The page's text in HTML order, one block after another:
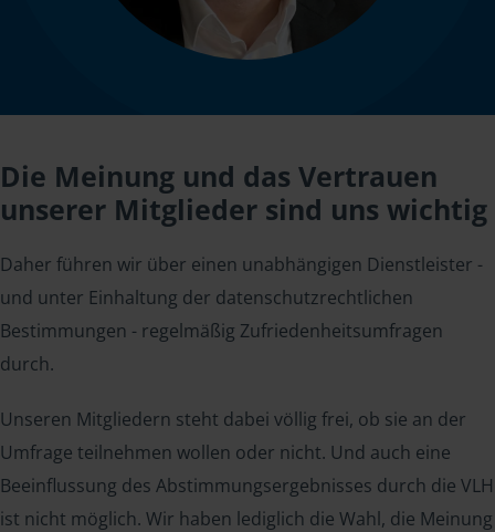
Die Meinung und das Vertrauen
unserer Mitglieder sind uns wichtig
Daher führen wir über einen unabhängigen Dienstleister -
und unter Einhaltung der datenschutzrechtlichen
Bestimmungen - regelmäßig Zufriedenheitsumfragen
durch.
Unseren Mitgliedern steht dabei völlig frei, ob sie an der
Umfrage teilnehmen wollen oder nicht. Und auch eine
Beeinflussung des Abstimmungsergebnisses durch die VLH
ist nicht möglich. Wir haben lediglich die Wahl, die Meinung